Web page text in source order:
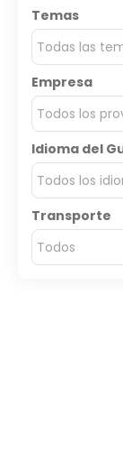
Temas
Todas las
Empresa
Todos los
Idioma del
Todos los
Transporte
Todos